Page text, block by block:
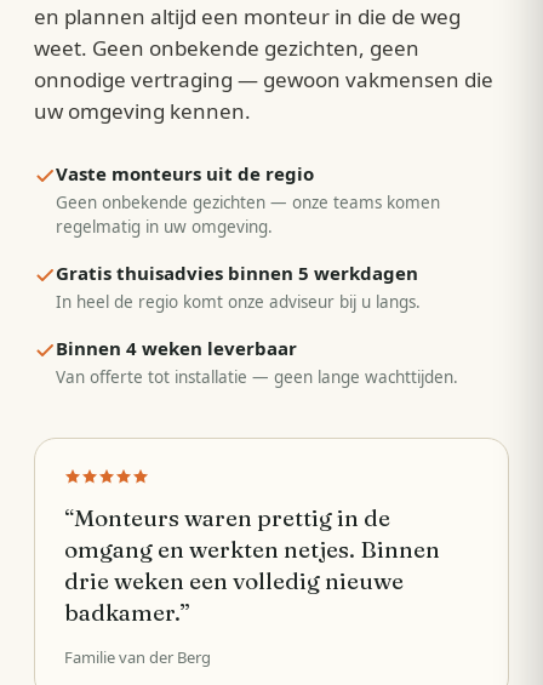
en plannen altijd een monteur in die de weg
weet. Geen onbekende gezichten, geen
onnodige vertraging — gewoon vakmensen die
uw omgeving kennen.
Vaste monteurs uit de regio
Geen onbekende gezichten — onze teams komen
regelmatig in uw omgeving.
Gratis thuisadvies binnen 5 werkdagen
In heel de regio komt onze adviseur bij u langs.
Binnen 4 weken leverbaar
Van offerte tot installatie — geen lange wachttijden.
“Monteurs waren prettig in de
omgang en werkten netjes. Binnen
drie weken een volledig nieuwe
badkamer.”
Familie van der Berg